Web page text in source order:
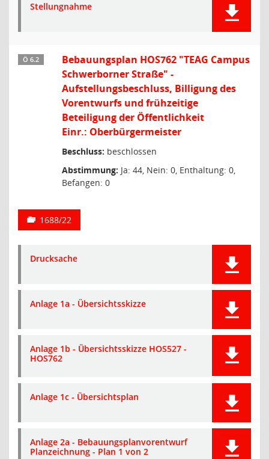
Stellungnahme
Ö 6.2
Bebauungsplan HOS762 "TEAG Campus
Schwerborner Straße" -
Aufstellungsbeschluss, Billigung des
Vorentwurfs und frühzeitige
Beteiligung der Öffentlichkeit
Einr.: Oberbürgermeister
Beschluss: beschlossen
Abstimmung: Ja: 44, Nein: 0, Enthaltung: 0,
Befangen: 0
1688/22
Drucksache
Anlage 1a - Übersichtsskizze
Anlage 1b - Übersichtsskizze HOS527 -
HOS762
Anlage 1c - Übersichtsplan
Anlage 2a - Bebauungsplanvorentwurf
Planzeichnung - Plan 1 von 2